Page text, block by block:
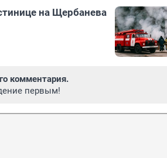
на Щербанева
комментария.
первым!